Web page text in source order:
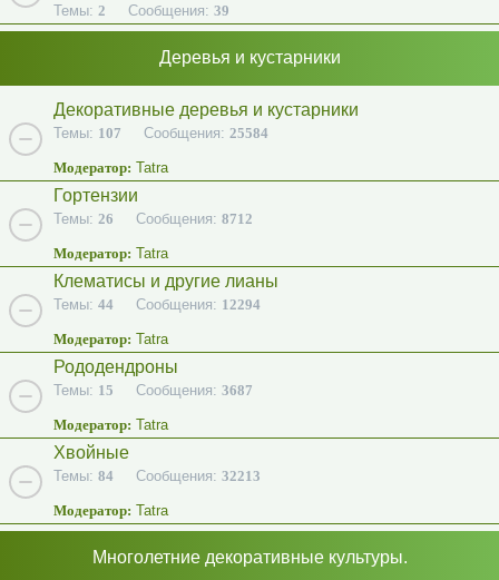
Темы: 2 Сообщения: 39
Деревья и кустарники
Декоративные деревья и кустарники
Темы: 107 Сообщения: 25584
Модератор: Tatra
Гортензии
Темы: 26 Сообщения: 8712
Модератор: Tatra
Клематисы и другие лианы
Темы: 44 Сообщения: 12294
Модератор: Tatra
Рододендроны
Темы: 15 Сообщения: 3687
Модератор: Tatra
Хвойные
Темы: 84 Сообщения: 32213
Модератор: Tatra
Многолетние декоративные культуры.